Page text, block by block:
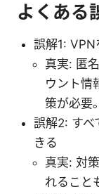
よくある
誤解1: VPN
真実: 匿
ウント情
策が必要。
誤解2: すべ
きる
真実: 対
れること